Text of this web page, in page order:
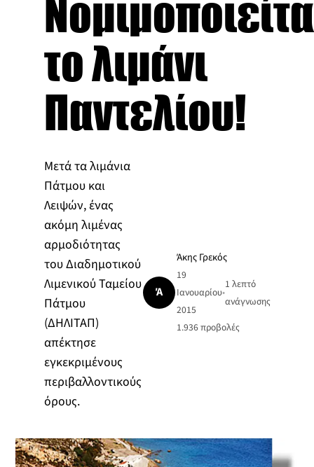
το λιμάνι
Παντελίου!
Μετά τα λιμάνια
Πάτμου και
Λειψών, ένας
ακόμη λιμένας
αρμοδιότητας
του Διαδημοτικού
Λιμενικού Ταμείου
Πάτμου
(ΔΗΛΙΤΑΠ)
απέκτησε
εγκεκριμένους
περιβαλλοντικούς
όρους.
Ά
Άκης Γρεκός
19
Ιανουαρίου
2015
•
1 λεπτό
ανάγνωσης
1.936προβολές